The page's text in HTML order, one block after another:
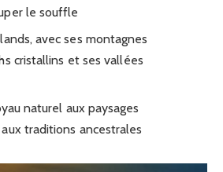
le souffle
avec ses montagnes
cristallins et ses vallées
naturel aux paysages
traditions ancestrales